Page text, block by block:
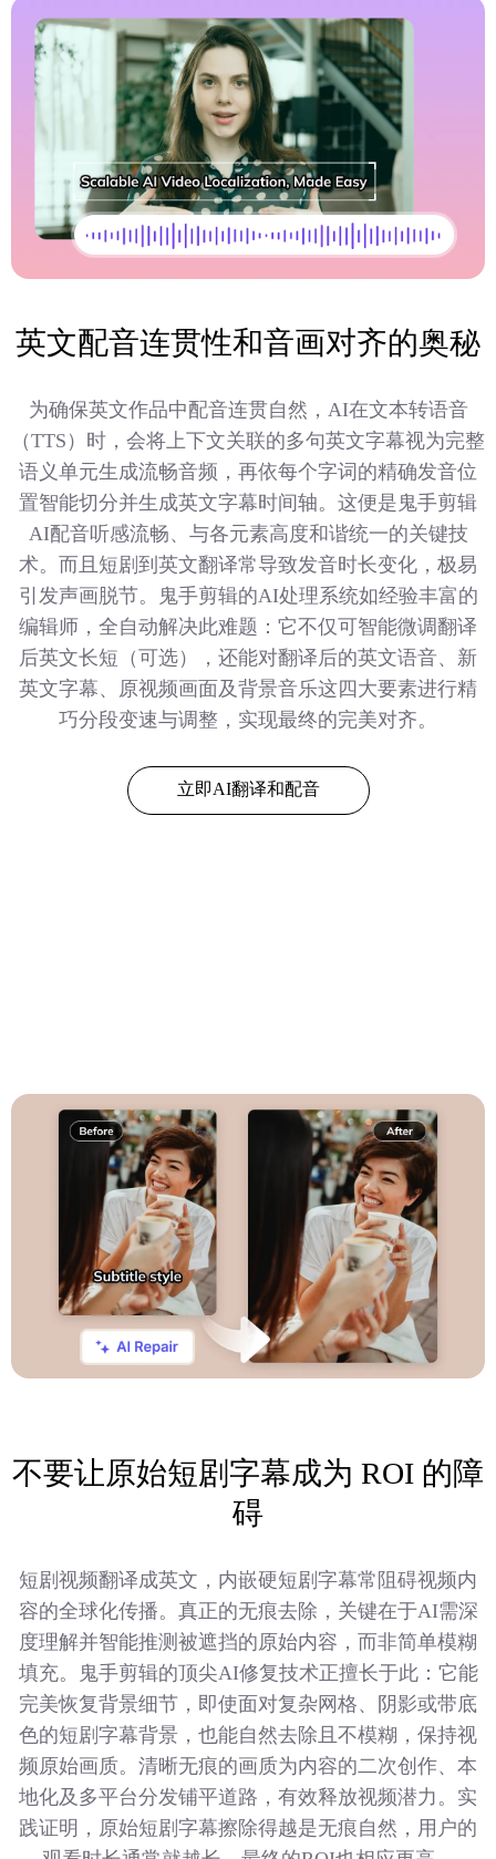
英文配音连贯性和音画对齐的奥秘
为确保英文作品中配音连贯自然，AI在文本转语音
（TTS）时，会将上下文关联的多句英文字幕视为完整
语义单元生成流畅音频，再依每个字词的精确发音位
置智能切分并生成英文字幕时间轴。这便是鬼手剪辑
AI配音听感流畅、与各元素高度和谐统一的关键技
术。而且短剧到英文翻译常导致发音时长变化，极易
引发声画脱节。鬼手剪辑的AI处理系统如经验丰富的
编辑师，全自动解决此难题：它不仅可智能微调翻译
后英文长短（可选），还能对翻译后的英文语音、新
英文字幕、原视频画面及背景音乐这四大要素进行精
巧分段变速与调整，实现最终的完美对齐。
立即AI翻译和配音
不要让原始短剧字幕成为 ROI 的障
碍
短剧视频翻译成英文，内嵌硬短剧字幕常阻碍视频内
容的全球化传播。真正的无痕去除，关键在于AI需深
度理解并智能推测被遮挡的原始内容，而非简单模糊
填充。鬼手剪辑的顶尖AI修复技术正擅长于此：它能
完美恢复背景细节，即使面对复杂网格、阴影或带底
色的短剧字幕背景，也能自然去除且不模糊，保持视
频原始画质。清晰无痕的画质为内容的二次创作、本
地化及多平台分发铺平道路，有效释放视频潜力。实
践证明，原始短剧字幕擦除得越是无痕自然，用户的